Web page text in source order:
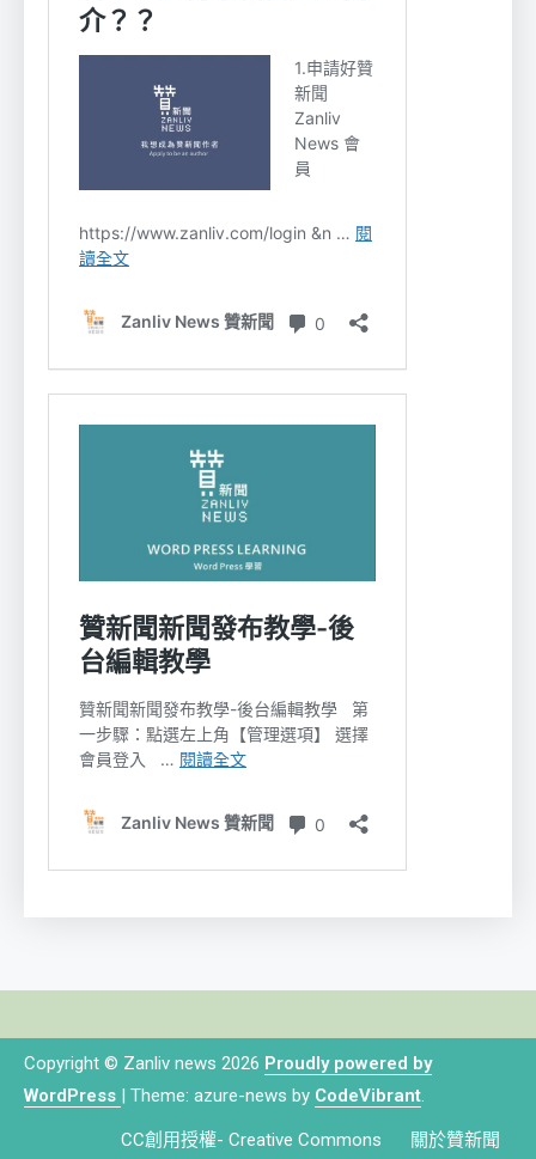
Copyright © Zanliv news 2026 Proudly powered by
WordPress | Theme: azure-news by CodeVibrant.
CC創用授權- Creative Commons 關於贊新聞